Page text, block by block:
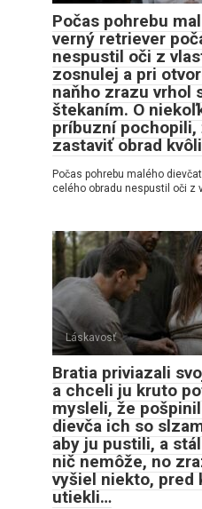
Počas pohrebu
verný retriever
nespustil oči z
zosnulej a pri
naňho zrazu vrhol
štekaním. O
príbuzní pochopili,
zastaviť obrad
Počas pohrebu malého
celého obradu nespustil oči z
Láskavosť
Bratia priviazali
a chceli ju kruto
mysleli, že
dievča ich so
aby ju pustili, a
nič nemôže, no
vyšiel niekto, pred
utiekli…